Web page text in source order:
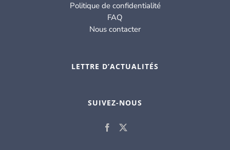
Politique de confidentialité
FAQ
Nous contacter
LETTRE D’ACTUALITÉS
SUIVEZ-NOUS